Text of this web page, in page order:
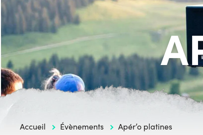
Accueil Évènements Apér’o platines